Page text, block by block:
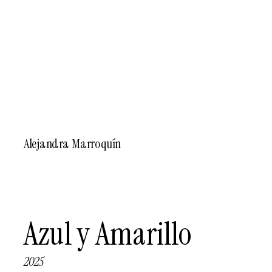
Azul y Amarillo
2025
Alejandra Marroquín